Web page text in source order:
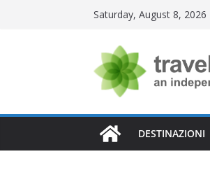
Saturday, August 8, 2026
DESTINAZIONI